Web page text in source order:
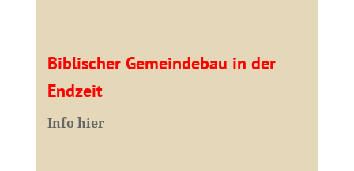
Biblischer Gemeindebau in der
Endzeit
Info hier